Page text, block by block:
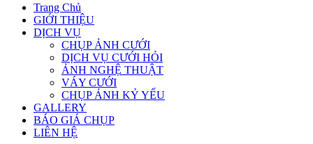
Trang Chủ
GIỚI THIỆU
DỊCH VỤ
CHỤP ẢNH CƯỚI
DỊCH VỤ CƯỚI HỎI
ẢNH NGHỆ THUẬT
VÁY CƯỚI
CHỤP ẢNH KỶ YẾU
GALLERY
BÁO GIÁ CHỤP
LIÊN HỆ